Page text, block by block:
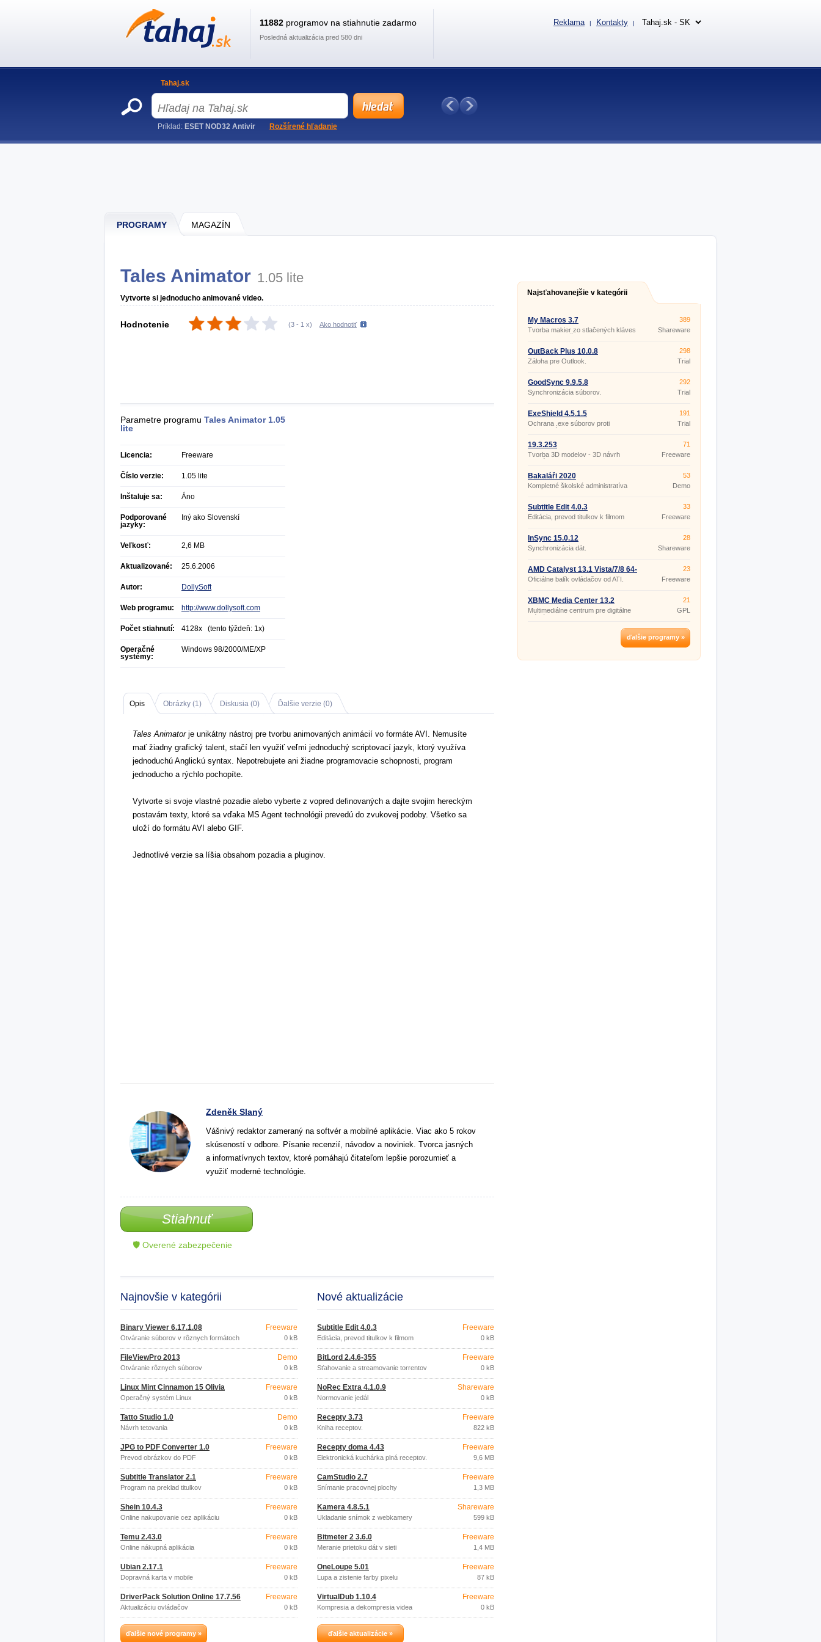
PROGRAMY MAGAZÍN
Tales Animator 1.05 lite
Vytvorte si jednoducho animované video.
Hodnotenie (3 - 1 x) Ako hodnotiť
Parametre programu Tales Animator 1.05
lite
Licencia: Freeware
Číslo verzie: 1.05 lite
Inštaluje sa: Áno
Podporované
jazyky:
Iný ako Slovenskí
Veľkosť: 2,6 MB
Aktualizované: 25.6.2006
Autor: DollySoft
Web programu: http://www.dollysoft.com
Počet stiahnutí: 4128x (tento týždeň: 1x)
Operačné
systémy:
Windows 98/2000/ME/XP
Opis Obrázky (1) Diskusia (0) Ďalšie verzie (0)
Tales Animatorje unikátny nástroj pre tvorbu animovaných animácií vo formáte AVI. Nemusíte
mať žiadny grafický talent, stačí len využiť veľmi jednoduchý scriptovací jazyk, ktorý využíva
jednoduchú Anglickú syntax. Nepotrebujete ani žiadne programovacie schopnosti, program
jednoducho a rýchlo pochopíte.
Vytvorte si svoje vlastné pozadie alebo vyberte z vopred definovaných a dajte svojim hereckým
postavám texty, ktoré sa vďaka MS Agent technológii prevedú do zvukovej podoby. Všetko sa
uloží do formátu AVI alebo GIF.
Jednotlivé verzie sa líšia obsahom pozadia a pluginov.
Zdeněk Slaný
Vášnivý redaktor zameraný na softvér a mobilné aplikácie. Viac ako 5 rokov
skúseností v odbore. Písanie recenzií, návodov a noviniek. Tvorca jasných
a informatívnych textov, ktoré pomáhajú čitateľom lepšie porozumieť a
využiť moderné technológie.
Stiahnuť
🛡 Overené zabezpečenie
Najnovšie v kategórii
Binary Viewer 6.17.1.08
Otváranie súborov v rôznych formátoch
Freeware
0 kB
FileViewPro 2013
Otváranie rôznych súborov
Demo
0 kB
Linux Mint Cinnamon 15 Olivia
Operačný systém Linux
Freeware
0 kB
Tatto Studio 1.0
Návrh tetovania
Demo
0 kB
JPG to PDF Converter 1.0
Prevod obrázkov do PDF
Freeware
0 kB
Subtitle Translator 2.1
Program na preklad titulkov
Freeware
0 kB
Shein 10.4.3
Online nakupovanie cez aplikáciu
Freeware
0 kB
Temu 2.43.0
Online nákupná aplikácia
Freeware
0 kB
Ubian 2.17.1
Dopravná karta v mobile
Freeware
0 kB
DriverPack Solution Online 17.7.56
Aktualizáciu ovládačov
Freeware
0 kB
ďalšie nové programy »
Nové aktualizácie
Subtitle Edit 4.0.3
Editácia, prevod titulkov k filmom
Freeware
0 kB
BitLord 2.4.6-355
Sťahovanie a streamovanie torrentov
Freeware
0 kB
NoRec Extra 4.1.0.9
Normovanie jedál
Shareware
0 kB
Recepty 3.73
Kniha receptov.
Freeware
822 kB
Recepty doma 4.43
Elektronická kuchárka plná receptov.
Freeware
9,6 MB
CamStudio 2.7
Snímanie pracovnej plochy
Freeware
1,3 MB
Kamera 4.8.5.1
Ukladanie snímok z webkamery
Shareware
599 kB
Bitmeter 2 3.6.0
Meranie prietoku dát v sieti
Freeware
1,4 MB
OneLoupe 5.01
Lupa a zistenie farby pixelu
Freeware
87 kB
VirtualDub 1.10.4
Kompresia a dekompresia videa
Freeware
0 kB
ďalšie aktualizácie »
Najsťahovanejšie v kategórii
My Macros 3.7
Tvorba makier zo stlačených kláves
a pohybov myši.
389
Shareware
OutBack Plus 10.0.8
Záloha pre Outlook.
298
Trial
GoodSync 9.9.5.8
Synchronizácia súborov.
292
Trial
ExeShield 4.5.1.5
Ochrana .exe súborov proti
cracknutú.
191
Trial
19.3.253
Tvorba 3D modelov - 3D návrh
interiéru
71
Freeware
Bakaláři 2020
Kompletné školské administratíva
53
Demo
Subtitle Edit 4.0.3
Editácia, prevod titulkov k filmom
33
Freeware
InSync 15.0.12
Synchronizácia dát.
28
Shareware
AMD Catalyst 13.1 Vista/7/8 64-
bit
Oficiálne balík ovládačov od ATI.
23
Freeware
XBMC Media Center 13.2
Multimediálne centrum pre digitálne
médiá.
21
GPL
ďalšie programy »
11882 programov na stiahnutie zadarmo
Posledná aktualizácia pred 580 dni
Reklama | Kontakty |
Tahaj.sk
Príklad: ESET NOD32 Antivir Rozšírené hľadanie